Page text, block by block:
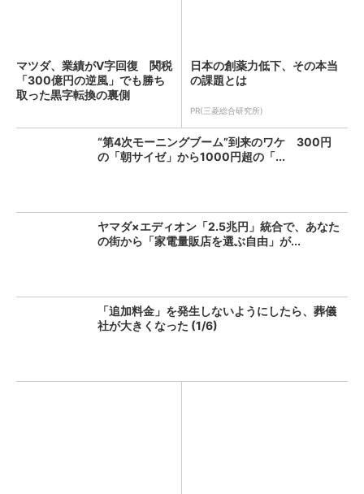
マツダ、業績がV字回復 関税
「300億円の逆風」でも勝ち
取った黒字転換の裏側
日本の創薬力低下、その本当
の課題とは
PR(三菱総合研究所)
“第4次モーニングブーム”到来のワケ 300円
の「朝サイゼ」から1000円超の「...
ヤマダ×エディオン「2.5兆円」統合で、あなた
の街から「家電量販店を選ぶ自由」が...
「追加料金」を発生しないようにしたら、葬儀
社が大きくなった (1/6)